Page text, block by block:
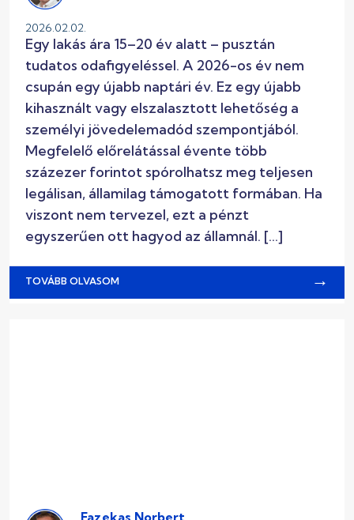
2026.02.02.
Egy lakás ára 15–20 év alatt – pusztán
tudatos odafigyeléssel. A 2026-os év nem
csupán egy újabb naptári év. Ez egy újabb
kihasznált vagy elszalasztott lehetőség a
személyi jövedelemadód szempontjából.
Megfelelő előrelátással évente több
százezer forintot spórolhatsz meg teljesen
legálisan, államilag támogatott formában. Ha
viszont nem tervezel, ezt a pénzt
egyszerűen ott hagyod az államnál. […]
TOVÁBB OLVASOM →